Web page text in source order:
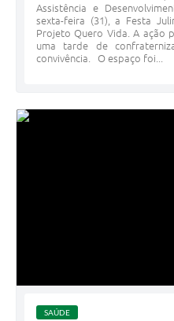
Assistência e
sexta-feira (31), a Festa
Projeto Quero Vida. A ação
uma tarde de
convivência. O espaço foi...
SAÚDE